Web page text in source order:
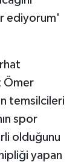
ediyorum'
Ömer
temsilcileri
spor
olduğunu
yapan